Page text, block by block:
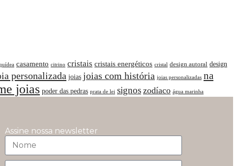
casamento citrino cristais cristais energéticos cristal design autoral design
personalizada joias joias com história joias personalizadas na
joias poder das pedras prata de lei signos zodíaco água marinha
Assine nossa newsletter